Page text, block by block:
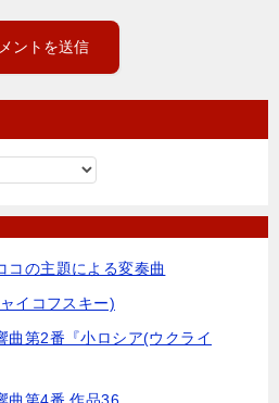
コの主題による変奏曲
イコフスキー)
曲第2番『小ロシア(ウクライ